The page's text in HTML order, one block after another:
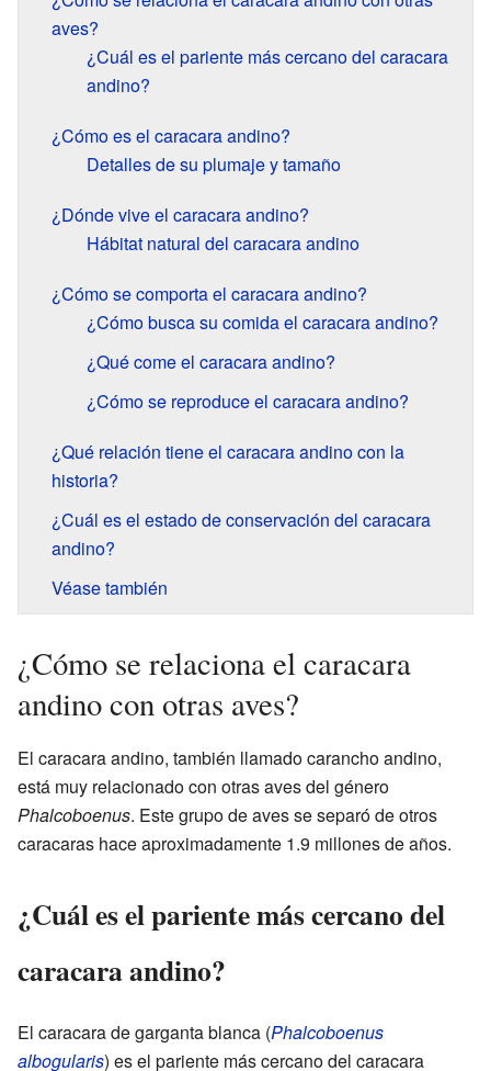
aves?
¿Cuál es el pariente más cercano del caracara
andino?
¿Cómo es el caracara andino?
Detalles de su plumaje y tamaño
¿Dónde vive el caracara andino?
Hábitat natural del caracara andino
¿Cómo se comporta el caracara andino?
¿Cómo busca su comida el caracara andino?
¿Qué come el caracara andino?
¿Cómo se reproduce el caracara andino?
¿Qué relación tiene el caracara andino con la
historia?
¿Cuál es el estado de conservación del caracara
andino?
Véase también
¿Cómo se relaciona el caracara
andino con otras aves?
El caracara andino, también llamado carancho andino,
está muy relacionado con otras aves del género
Phalcoboenus. Este grupo de aves se separó de otros
caracaras hace aproximadamente 1.9 millones de años.
¿Cuál es el pariente más cercano del
caracara andino?
El caracara de garganta blanca (Phalcoboenus
albogularis) es el pariente más cercano del caracara